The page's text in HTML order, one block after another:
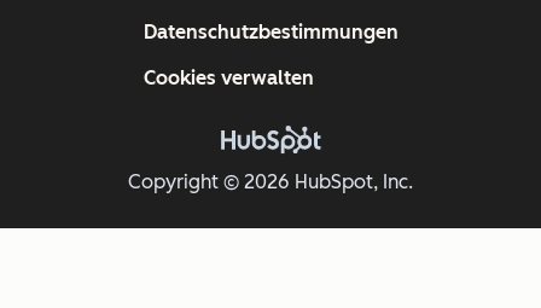
Copyright © 2026 HubSpot, Inc.
Datenschutzbestimmungen
Cookies verwalten